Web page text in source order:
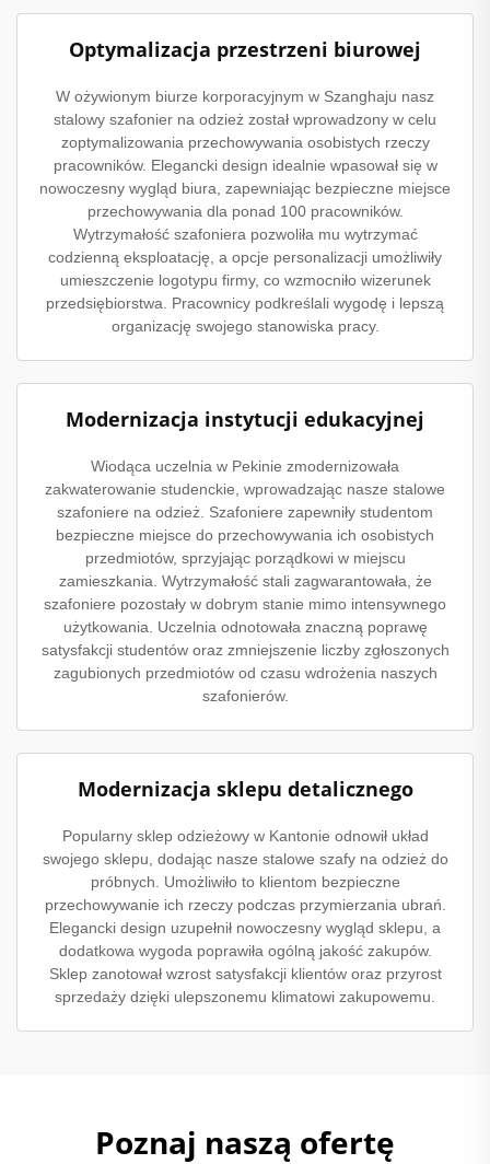
Optymalizacja przestrzeni biurowej
W ożywionym biurze korporacyjnym w Szanghaju nasz
stalowy szafonier na odzież został wprowadzony w celu
zoptymalizowania przechowywania osobistych rzeczy
pracowników. Elegancki design idealnie wpasował się w
nowoczesny wygląd biura, zapewniając bezpieczne miejsce
przechowywania dla ponad 100 pracowników.
Wytrzymałość szafoniera pozwoliła mu wytrzymać
codzienną eksploatację, a opcje personalizacji umożliwiły
umieszczenie logotypu firmy, co wzmocniło wizerunek
przedsiębiorstwa. Pracownicy podkreślali wygodę i lepszą
organizację swojego stanowiska pracy.
Modernizacja instytucji edukacyjnej
Wiodąca uczelnia w Pekinie zmodernizowała
zakwaterowanie studenckie, wprowadzając nasze stalowe
szafoniere na odzież. Szafoniere zapewniły studentom
bezpieczne miejsce do przechowywania ich osobistych
przedmiotów, sprzyjając porządkowi w miejscu
zamieszkania. Wytrzymałość stali zagwarantowała, że
szafoniere pozostały w dobrym stanie mimo intensywnego
użytkowania. Uczelnia odnotowała znaczną poprawę
satysfakcji studentów oraz zmniejszenie liczby zgłoszonych
zagubionych przedmiotów od czasu wdrożenia naszych
szafonierów.
Modernizacja sklepu detalicznego
Popularny sklep odzieżowy w Kantonie odnowił układ
swojego sklepu, dodając nasze stalowe szafy na odzież do
próbnych. Umożliwiło to klientom bezpieczne
przechowywanie ich rzeczy podczas przymierzania ubrań.
Elegancki design uzupełnił nowoczesny wygląd sklepu, a
dodatkowa wygoda poprawiła ogólną jakość zakupów.
Sklep zanotował wzrost satysfakcji klientów oraz przyrost
sprzedaży dzięki ulepszonemu klimatowi zakupowemu.
Poznaj naszą ofertę